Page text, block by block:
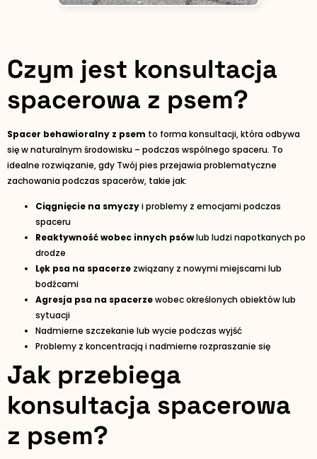
Czym jest konsultacja
spacerowa z psem?
Spacer behawioralny z psem to forma konsultacji, która odbywa
się w naturalnym środowisku – podczas wspólnego spaceru. To
idealne rozwiązanie, gdy Twój pies przejawia problematyczne
zachowania podczas spacerów, takie jak:
Ciągnięcie na smyczyi problemy z emocjami podczas
spaceru
Reaktywność wobec innych psówlub ludzi napotkanych po
drodze
Lęk psa na spacerze związany z nowymi miejscami lub
bodźcami
Agresja psa na spacerzewobec określonych obiektów lub
sytuacji
Nadmierne szczekanie lub wycie podczas wyjść
Problemy z koncentracją i nadmierne rozpraszanie się
Jak przebiega
konsultacja spacerowa
z psem?